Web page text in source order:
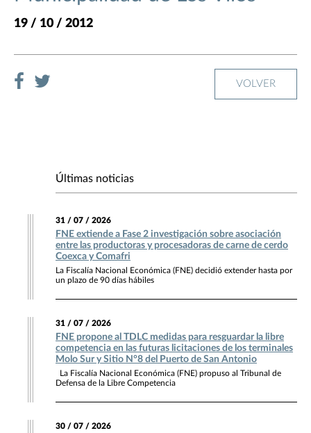
19 / 10 / 2012
VOLVER
Últimas noticias
31 / 07 / 2026
FNE extiende a Fase 2 investigación sobre asociación
entre las productoras y procesadoras de carne de cerdo
Coexca y Comafri
La Fiscalía Nacional Económica (FNE) decidió extender hasta por
un plazo de 90 días hábiles
31 / 07 / 2026
FNE propone al TDLC medidas para resguardar la libre
competencia en las futuras licitaciones de los terminales
Molo Sur y Sitio N°8 del Puerto de San Antonio
La Fiscalía Nacional Económica (FNE) propuso al Tribunal de
Defensa de la Libre Competencia
30 / 07 / 2026